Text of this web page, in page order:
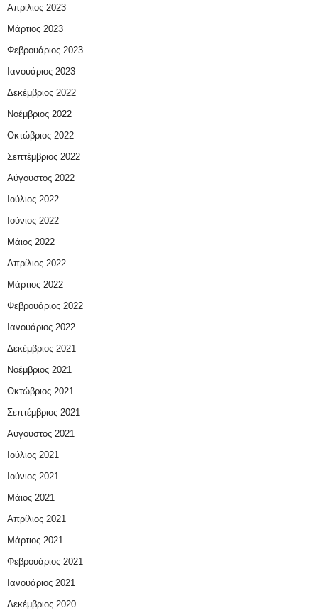
Απρίλιος 2023
Μάρτιος 2023
Φεβρουάριος 2023
Ιανουάριος 2023
Δεκέμβριος 2022
Νοέμβριος 2022
Οκτώβριος 2022
Σεπτέμβριος 2022
Αύγουστος 2022
Ιούλιος 2022
Ιούνιος 2022
Μάιος 2022
Απρίλιος 2022
Μάρτιος 2022
Φεβρουάριος 2022
Ιανουάριος 2022
Δεκέμβριος 2021
Νοέμβριος 2021
Οκτώβριος 2021
Σεπτέμβριος 2021
Αύγουστος 2021
Ιούλιος 2021
Ιούνιος 2021
Μάιος 2021
Απρίλιος 2021
Μάρτιος 2021
Φεβρουάριος 2021
Ιανουάριος 2021
Δεκέμβριος 2020